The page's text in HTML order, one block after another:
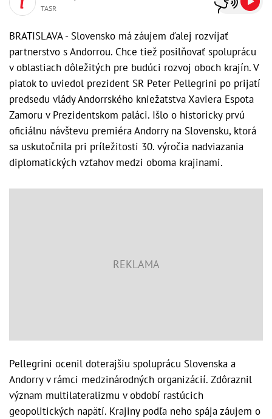
TASR
BRATISLAVA - Slovensko má záujem ďalej rozvíjať
partnerstvo s Andorrou. Chce tiež posilňovať spoluprácu
v oblastiach dôležitých pre budúci rozvoj oboch krajín. V
piatok to uviedol prezident SR Peter Pellegrini po prijatí
predsedu vlády Andorrského kniežatstva Xaviera Espota
Zamoru v Prezidentskom paláci. Išlo o historicky prvú
oficiálnu návštevu premiéra Andorry na Slovensku, ktorá
sa uskutočnila pri príležitosti 30. výročia nadviazania
diplomatických vzťahov medzi oboma krajinami.
Pellegrini ocenil doterajšiu spoluprácu Slovenska a
Andorry v rámci medzinárodných organizácií. Zdôraznil
význam multilateralizmu v období rastúcich
geopolitických napätí. Krajiny podľa neho spája záujem o